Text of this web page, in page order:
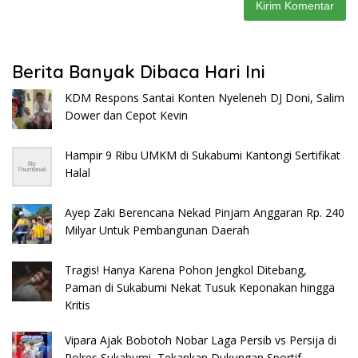
Berita Banyak Dibaca Hari Ini
KDM Respons Santai Konten Nyeleneh DJ Doni, Salim
Dower dan Cepot Kevin
Hampir 9 Ribu UMKM di Sukabumi Kantongi Sertifikat
Halal
Ayep Zaki Berencana Nekad Pinjam Anggaran Rp. 240
Milyar Untuk Pembangunan Daerah
Tragis! Hanya Karena Pohon Jengkol Ditebang,
Paman di Sukabumi Nekat Tusuk Keponakan hingga
Kritis
Vipara Ajak Bobotoh Nobar Laga Persib vs Persija di